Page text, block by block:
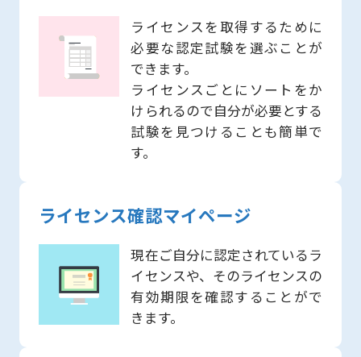
ライセンスを取得するために
必要な認定試験を選ぶことが
できます。
ライセンスごとにソートをか
けられるので自分が必要とする
試験を見つけることも簡単で
す。
ライセンス確認マイページ
現在ご自分に認定されているラ
イセンスや、そのライセンスの
有効期限を確認することがで
きます。